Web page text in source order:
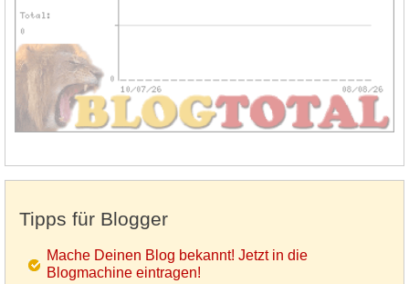
Tipps für Blogger
Mache Deinen Blog bekannt! Jetzt in die
Blogmachine eintragen!